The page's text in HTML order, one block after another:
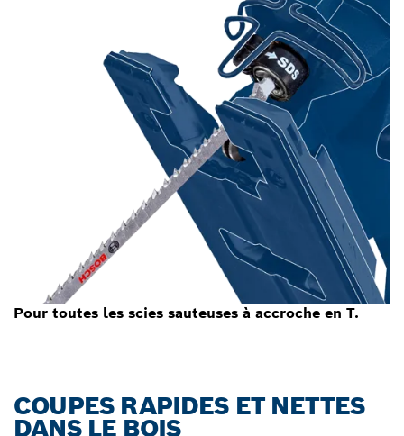
Pour toutes les scies sauteuses à accroche en T.
COUPES RAPIDES ET NETTES
DANS LE BOIS